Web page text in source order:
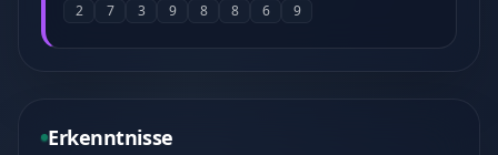
2 7 3 9 8 8 6 9
Erkenntnisse